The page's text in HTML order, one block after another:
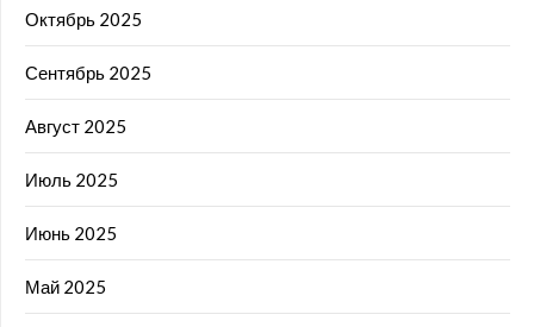
Октябрь 2025
Сентябрь 2025
Август 2025
Июль 2025
Июнь 2025
Май 2025